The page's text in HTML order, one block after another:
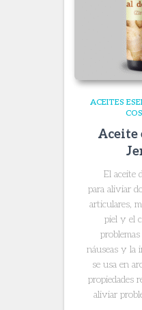
ACEITES
Aceite
El aceite
para aliviar
articulares,
piel y el
náuseas y la
se usa en
propiedades
aliviar